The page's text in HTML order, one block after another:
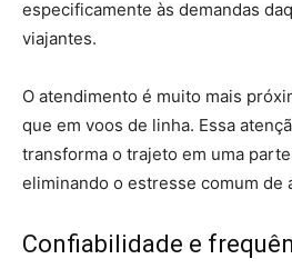
especificamente às demandas
viajantes.
O atendimento é muito mais
que em voos de linha. Essa
transforma o trajeto em uma
eliminando o estresse comum de
Confiabilidade e